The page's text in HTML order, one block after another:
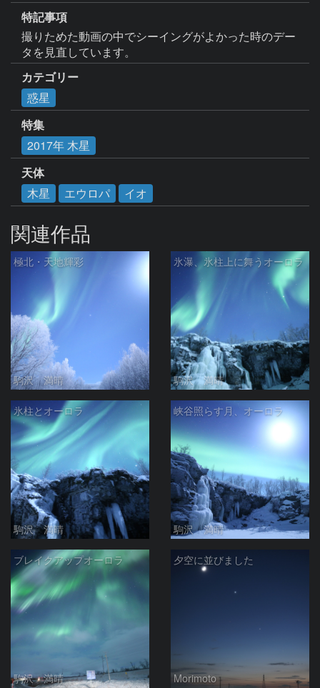
特記事項
撮りためた動画の中でシーイングがよかった時のデー
タを見直しています。
カテゴリー
惑星
特集
2017年 木星
天体
木星
エウロパ イオ
関連作品
極北・天地輝彩
駒沢 満晴
氷瀑、氷柱上に舞うオーロラ
駒沢 満晴
氷柱とオーロラ
駒沢 満晴
峡谷照らす月、オーロラ
駒沢 満晴
ブレイクアップオーロラ
駒沢 満晴
夕空に並びました
Morimoto